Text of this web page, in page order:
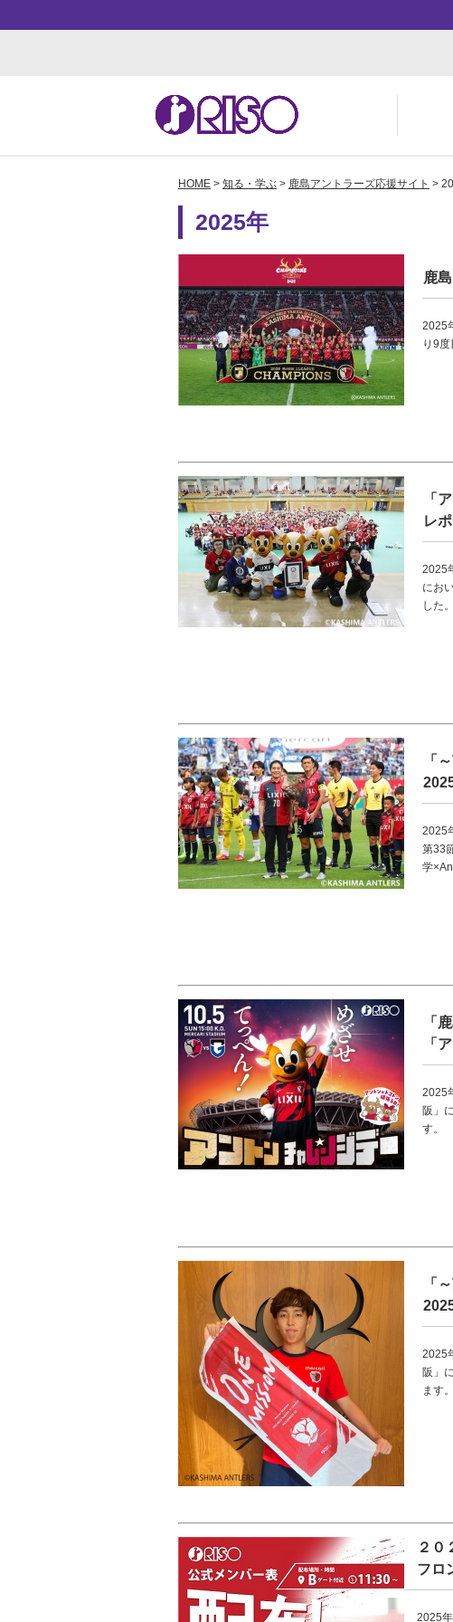
用途・事例紹介 トップ ソリューシ
サポート トップ よくある
知る・学ぶTOP かんたん会
企業情報TOP ごあいさつ
株主・投
HOME > 知る・学ぶ > 鹿島アントラーズ応援サイト >
2025年
鹿
2025
り9
「
レ
2025
にお
した。
「
2025
第33
学
「
「
2025
阪」
す。
「
2025
阪」
ます。
２０
フロ
2025